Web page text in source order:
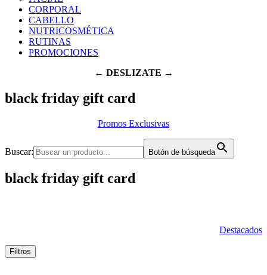
CORPORAL
CABELLO
NUTRICOSMÉTICA
RUTINAS
PROMOCIONES
← DESLIZATE →
black friday gift card
Promos Exclusivas
Buscar: Botón de búsqueda
black friday gift card
Destacados
Filtros